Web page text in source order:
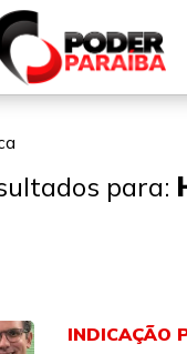
para:
INDICAÇÃO